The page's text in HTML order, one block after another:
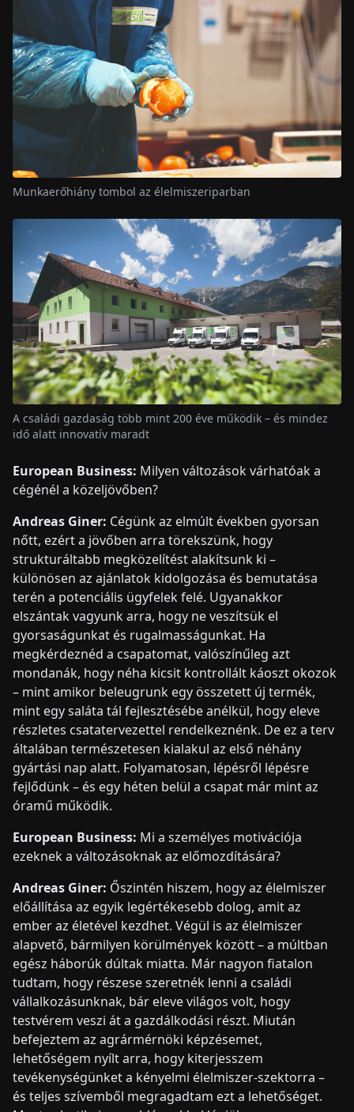
Munkaerőhiány tombol az élelmiszeriparban
A családi gazdaság több mint 200 éve működik – és mindez
idő alatt innovatív maradt
European Business: Milyen változások várhatóak a
cégénél a közeljövőben?
Andreas Giner: Cégünk az elmúlt években gyorsan
nőtt, ezért a jövőben arra törekszünk, hogy
strukturáltabb megközelítést alakítsunk ki –
különösen az ajánlatok kidolgozása és bemutatása
terén a potenciális ügyfelek felé. Ugyanakkor
elszántak vagyunk arra, hogy ne veszítsük el
gyorsaságunkat és rugalmasságunkat. Ha
megkérdeznéd a csapatomat, valószínűleg azt
mondanák, hogy néha kicsit kontrollált káoszt okozok
– mint amikor beleugrunk egy összetett új termék,
mint egy saláta tál fejlesztésébe anélkül, hogy eleve
részletes csatatervezettel rendelkeznénk. De ez a terv
általában természetesen kialakul az első néhány
gyártási nap alatt. Folyamatosan, lépésről lépésre
fejlődünk – és egy héten belül a csapat már mint az
óramű működik.
European Business: Mi a személyes motivációja
ezeknek a változásoknak az előmozdítására?
Andreas Giner: Őszintén hiszem, hogy az élelmiszer
előállítása az egyik legértékesebb dolog, amit az
ember az életével kezdhet. Végül is az élelmiszer
alapvető, bármilyen körülmények között – a múltban
egész háborúk dúltak miatta. Már nagyon fiatalon
tudtam, hogy részese szeretnék lenni a családi
vállalkozásunknak, bár eleve világos volt, hogy
testvérem veszi át a gazdálkodási részt. Miután
befejeztem az agrármérnöki képzésemet,
lehetőségem nyílt arra, hogy kiterjesszem
tevékenységünket a kényelmi élelmiszer-szektorra –
és teljes szívemből megragadtam ezt a lehetőséget.